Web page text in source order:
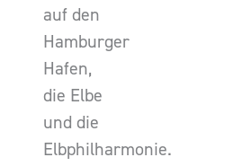
auf den
Hamburger
Hafen,
die Elbe
und die
Elbphilharmonie.